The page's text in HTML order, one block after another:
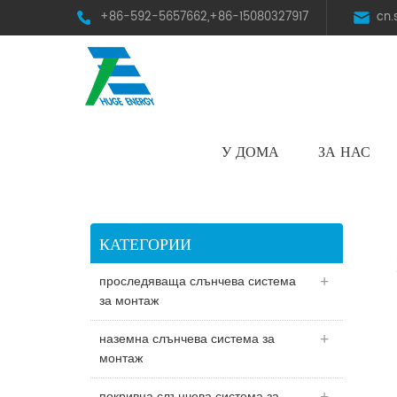
+86-592-5657662,+86-15080327917
У ДОМА ЗА НАС
КАТЕГОРИИ
проследяваща слънчева система
за монтаж
наземна слънчева система за
монтаж